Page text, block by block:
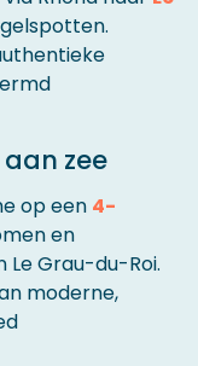
zee
op een 4-
en
Le Grau-du-Roi.
moderne,